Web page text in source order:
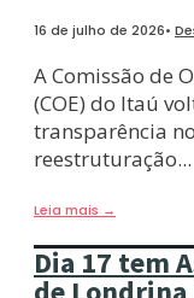
16 de julho de 2026•
A Comissão de
(COE) do Itaú
transparência
reestruturação...
Leia mais →
Dia 17 tem